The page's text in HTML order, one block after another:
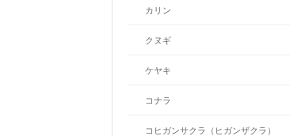
カリン
クヌギ
ケヤキ
コナラ
コヒガンサクラ（ヒガンザクラ）